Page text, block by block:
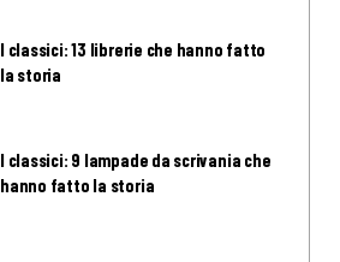
I classici: 13 librerie che hanno fatto
la storia
I classici: 9 lampade da scrivania che
hanno fatto la storia